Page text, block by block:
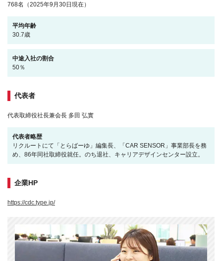
768名（2025年9月30日現在）
平均年齢
30.7歳
中途入社の割合
50％
代表者
代表取締役社長兼会長 多田 弘實
代表者略歴
リクルートにて「とらばーゆ」編集長、「CAR SENSOR」事業部長を務
め、86年同社取締役就任。のち退社、キャリアデザインセンター設立。
企業HP
https://cdc.type.jp/